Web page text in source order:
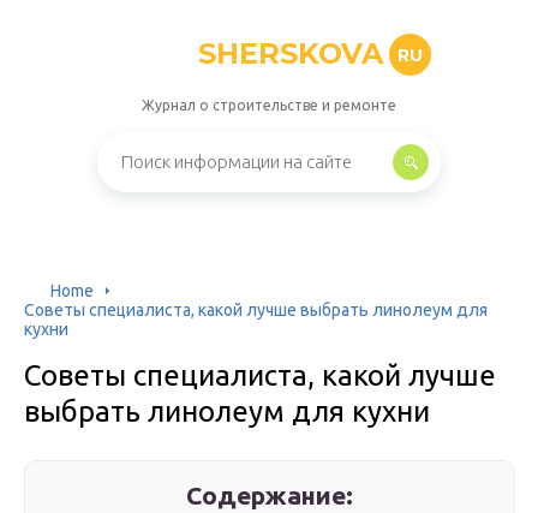
SHERSKOVA RU
Журнал о строительстве и ремонте
Home
Советы специалиста, какой лучше выбрать линолеум для
кухни
Советы специалиста, какой лучше
выбрать линолеум для кухни
Содержание: